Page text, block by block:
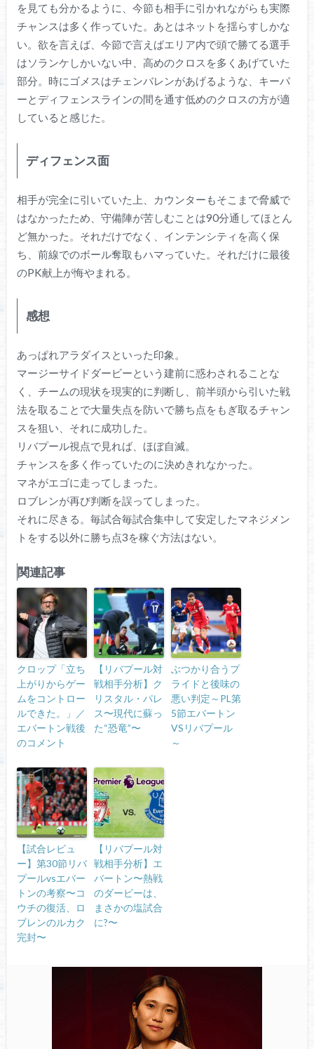
を見ても分かるように、今節も相手に引かれながらも実際
チャンスは多く作っていた。あとはネットを揺らすしかな
い。欲を言えば、今節で言えばエリア内で頭で勝てる選手
はソランケしかいない中、高めのクロスを多くあげていた
部分。時にゴメスはチェンバレンがあげるような、キーパ
ーとディフェンスラインの間を通す低めのクロスの方が適
していると感じた。
ディフェンス面
相手が完全に引いていた上、カウンターもそこまで脅威で
はなかったため、守備陣が苦しむことは90分通してほとん
ど無かった。それだけでなく、インテンシティを高く保
ち、前線でのボール奪取もハマっていた。それだけに最後
のPK献上が悔やまれる。
感想
あっぱれアラダイスといった印象。
マージーサイドダービーという建前に惑わされることな
く、チームの現状を現実的に判断し、前半頭から引いた戦
法を取ることで大量失点を防いで勝ち点をもぎ取るチャン
スを狙い、それに成功した。
リバプール視点で見れば、ほぼ自滅。
チャンスを多く作っていたのに決めきれなかった。
マネがエゴに走ってしまった。
ロブレンが再び判断を誤ってしまった。
それに尽きる。毎試合毎試合集中して安定したマネジメン
トをする以外に勝ち点3を稼ぐ方法はない。
関連記事
クロップ「立ち
上がりからゲー
ムをコントロー
ルできた。」／
エバートン戦後
のコメント
【リバプール対
戦相手分析】ク
リスタル・パレ
ス〜現代に蘇っ
た“恐竜”〜
ぶつかり合うプ
ライドと後味の
悪い判定～PL第
5節エバートン
VSリバプール
～
【試合レビュ
ー】第30節リバ
プールvsエバー
トンの考察〜コ
ウチの復活、ロ
ブレンのルカク
完封〜
【リバプール対
戦相手分析】エ
バートン〜熱戦
のダービーは、
まさかの塩試合
に?〜